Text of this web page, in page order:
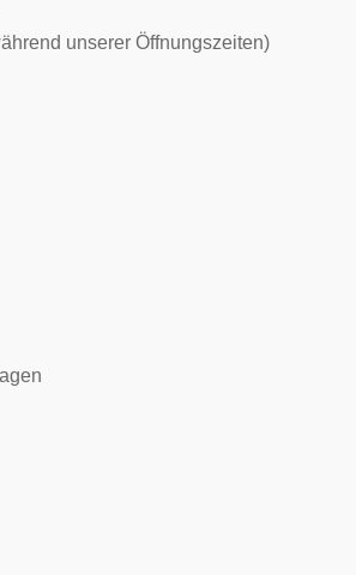
unserer Öffnungszeiten)